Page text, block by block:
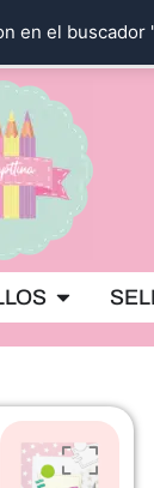
en el
Abrir SELLOS